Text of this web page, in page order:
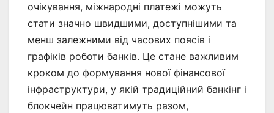
очікування, міжнародні платежі можуть
стати значно швидшими, доступнішими та
менш залежними від часових поясів і
графіків роботи банків. Це стане важливим
кроком до формування нової фінансової
інфраструктури, у якій традиційний банкінг і
блокчейн працюватимуть разом,